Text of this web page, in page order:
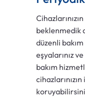
beklenmedik
düzenli
eşyalarınız
bakım